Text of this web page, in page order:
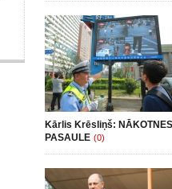
Kārlis Krēsliņš: NĀKOTNES
PASAULE (0)